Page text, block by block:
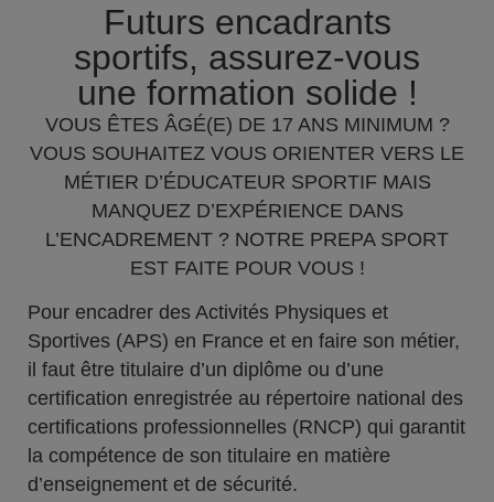
Futurs encadrants
sportifs, assurez-vous
une formation solide !
VOUS ÊTES ÂGÉ(E) DE 17 ANS MINIMUM ?
VOUS SOUHAITEZ VOUS ORIENTER VERS LE
MÉTIER D’ÉDUCATEUR SPORTIF MAIS
MANQUEZ D’EXPÉRIENCE DANS
L’ENCADREMENT ? NOTRE PREPA SPORT
EST FAITE POUR VOUS !
Pour encadrer des Activités Physiques et
Sportives (APS) en France et en faire son métier,
il faut être titulaire d’un diplôme ou d’une
certification enregistrée au répertoire national des
certifications professionnelles (RNCP) qui garantit
la compétence de son titulaire en matière
d’enseignement et de sécurité.